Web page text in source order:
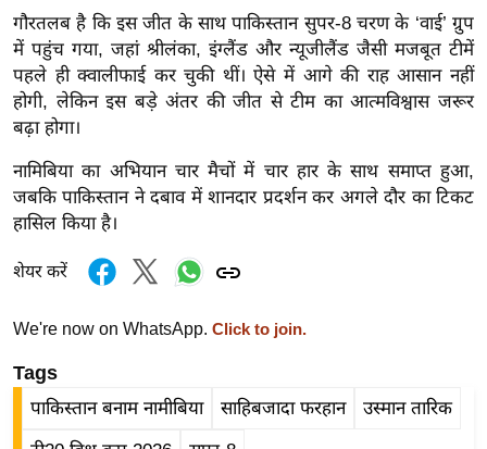
या
सा
हि
त्य
ज
ग
त
ऑ
व
न्यू
ज
ब्री
गौरतलब है कि इस जीत के साथ पाकिस्तान सुपर-8 चरण के ‘वाई’ ग्रुप
में पहुंच गया, जहां श्रीलंका, इंग्लैंड और न्यूजीलैंड जैसी मजबूत टीमें
पहले ही क्वालीफाई कर चुकी थीं। ऐसे में आगे की राह आसान नहीं
होगी, लेकिन इस बड़े अंतर की जीत से टीम का आत्मविश्वास जरूर
बढ़ा होगा।
नामिबिया का अभियान चार मैचों में चार हार के साथ समाप्त हुआ,
जबकि पाकिस्तान ने दबाव में शानदार प्रदर्शन कर अगले दौर का टिकट
हासिल किया है।
शेयर करें
We're now on WhatsApp. Click to join.
Tags
पाकिस्तान बनाम नामीबिया साहिबजादा फरहान उस्मान तारिक